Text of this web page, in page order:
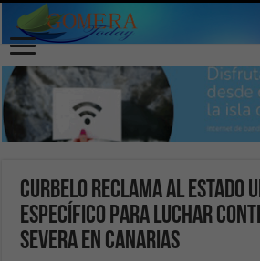
Curbelo reclama al Estado
específico para luchar
severa en Canarias